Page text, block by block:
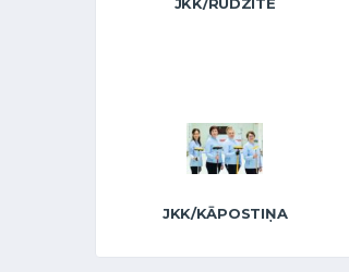
JKK/KĀPOSTIŅA